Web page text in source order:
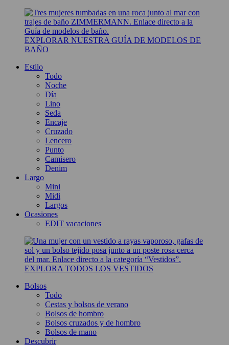
EXPLORAR NUESTRA GUÍA DE MODELOS DE
BAÑO
Estilo
Todo
Noche
Día
Lino
Seda
Encaje
Cruzado
Lencero
Punto
Camisero
Denim
Largo
Mini
Midi
Largos
Ocasiones
EDIT vacaciones
EXPLORA TODOS LOS VESTIDOS
Bolsos
Todo
Cestas y bolsos de verano
Bolsos de hombro
Bolsos cruzados y de hombro
Bolsos de mano
Descubrir